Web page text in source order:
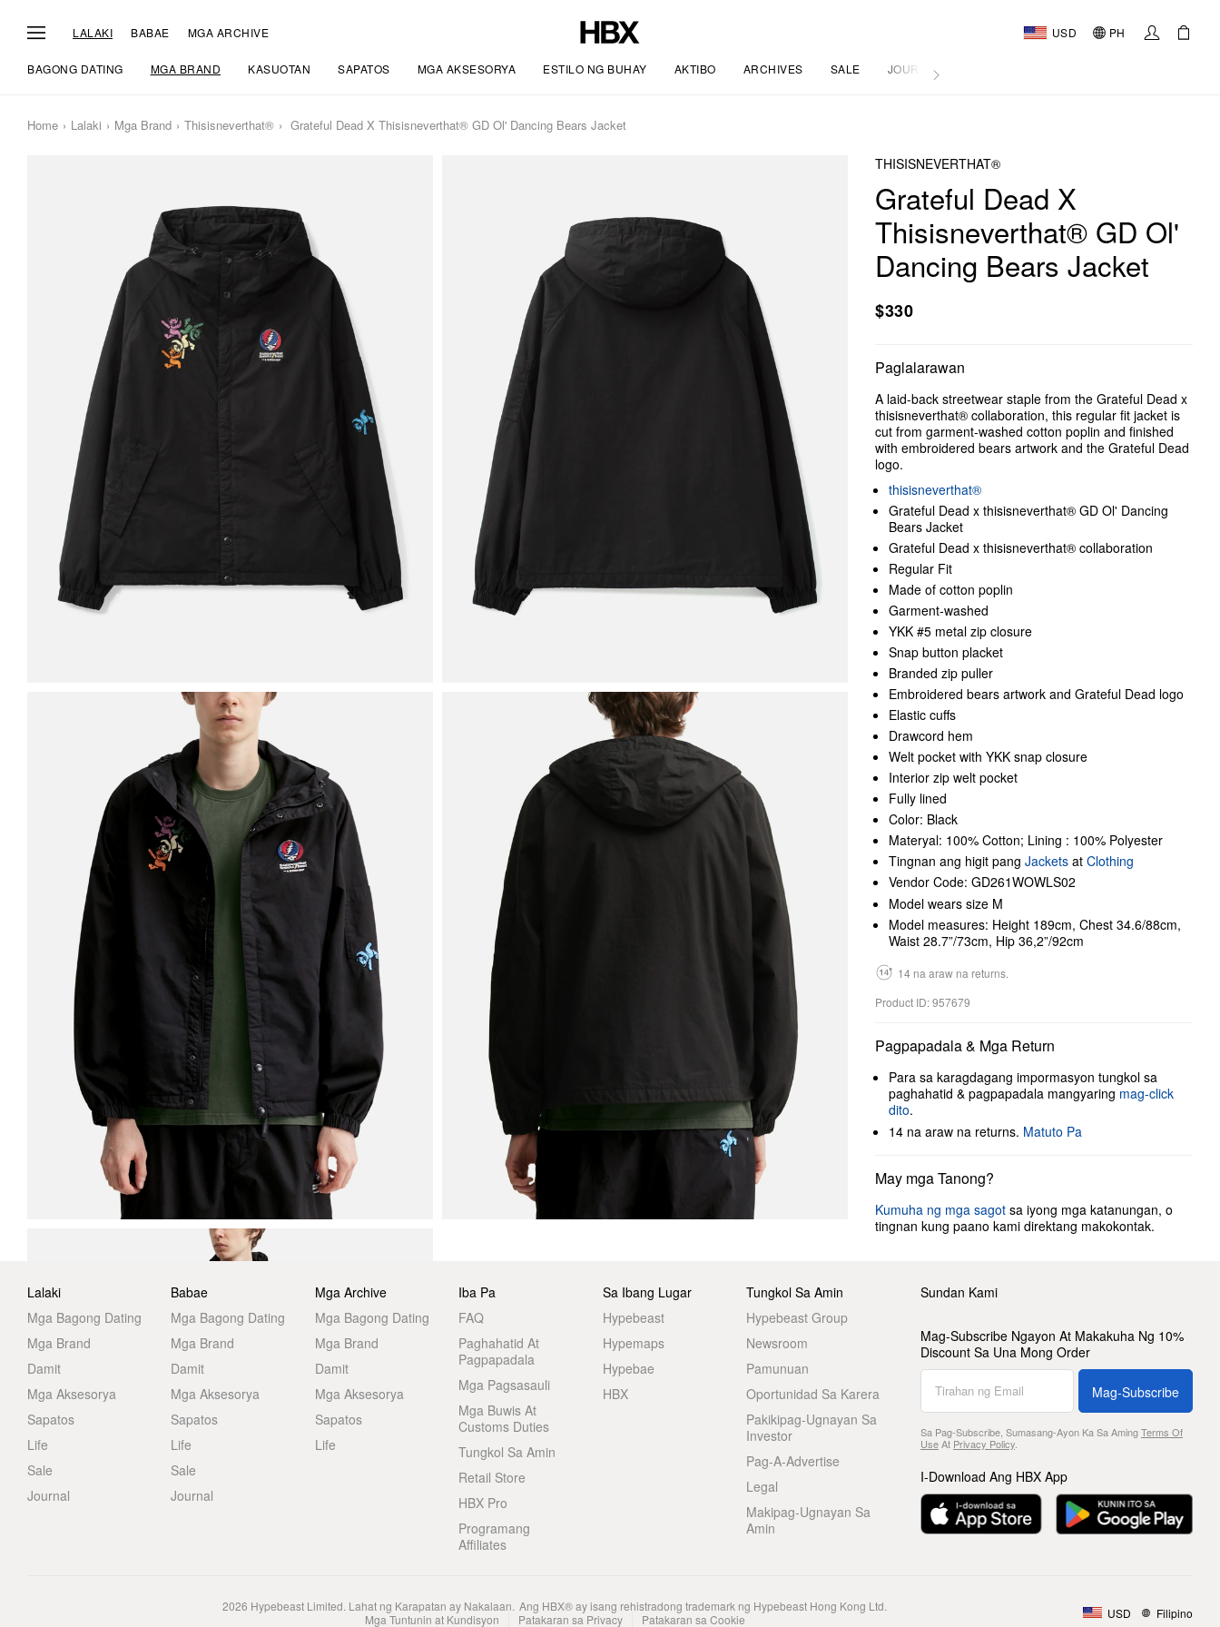
LALAKI BABAE MGA ARCHIVE USD PH
BAGONG DATING MGA BRAND KASUOTAN SAPATOS MGA AKSESORYA ESTILO NG BUHAY AKTIBO ARCHIVES SALE JOURNAL
Home Lalaki Mga Brand Thisisneverthat® Grateful Dead X Thisisneverthat® GD Ol' Dancing Bears Jacket
THISISNEVERTHAT®
Grateful Dead X
Thisisneverthat® GD Ol'
Dancing Bears Jacket
$330
Paglalarawan
A laid-back streetwear staple from the Grateful Dead x
thisisneverthat® collaboration, this regular fit jacket is
cut from garment-washed cotton poplin and finished
with embroidered bears artwork and the Grateful Dead
logo.
thisisneverthat®
Grateful Dead x thisisneverthat® GD Ol' Dancing
Bears Jacket
Grateful Dead x thisisneverthat® collaboration
Regular Fit
Made of cotton poplin
Garment-washed
YKK #5 metal zip closure
Snap button placket
Branded zip puller
Embroidered bears artwork and Grateful Dead logo
Elastic cuffs
Drawcord hem
Welt pocket with YKK snap closure
Interior zip welt pocket
Fully lined
Color: Black
Materyal: 100% Cotton; Lining : 100% Polyester
Tingnan ang higit pang Jackets at Clothing
Vendor Code: GD261WOWLS02
Model wears size M
Model measures: Height 189cm, Chest 34.6/88cm,
Waist 28.7”/73cm, Hip 36,2”/92cm
14 na araw na returns.
Product ID: 957679
Pagpapadala & Mga Return
Para sa karagdagang impormasyon tungkol sa
paghahatid & pagpapadala mangyaring mag-click
dito.
14 na araw na returns. Matuto Pa
May mga Tanong?
Kumuha ng mga sagot sa iyong mga katanungan, o
tingnan kung paano kami direktang makokontak.
Lalaki
Mga Bagong Dating
Mga Brand
Damit
Mga Aksesorya
Sapatos
Life
Sale
Journal
Babae
Mga Bagong Dating
Mga Brand
Damit
Mga Aksesorya
Sapatos
Life
Sale
Journal
Mga Archive
Mga Bagong Dating
Mga Brand
Damit
Mga Aksesorya
Sapatos
Life
Iba Pa
FAQ
Paghahatid At
Pagpapadala
Mga Pagsasauli
Mga Buwis At
Customs Duties
Tungkol Sa Amin
Retail Store
HBX Pro
Programang
Affiliates
Sa Ibang Lugar
Hypebeast
Hypemaps
Hypebae
HBX
Tungkol Sa Amin
Hypebeast Group
Newsroom
Pamunuan
Oportunidad Sa Karera
Pakikipag-Ugnayan Sa
Investor
Pag-A-Advertise
Legal
Makipag-Ugnayan Sa
Amin
Sundan Kami
Mag-Subscribe Ngayon At Makakuha Ng 10%
Discount Sa Una Mong Order
Mag-Subscribe
Sa Pag-Subscribe, Sumasang-Ayon Ka Sa AmingTerms Of
UseAt Privacy Policy.
I-Download Ang HBX App
2026 Hypebeast Limited. Lahat ng Karapatan ay Nakalaan. Ang HBX® ay isang rehistradong trademark ng Hypebeast Hong Kong Ltd.
Mga Tuntunin at Kundisyon
Patakaran sa Privacy Patakaran sa Cookie USD Filipino